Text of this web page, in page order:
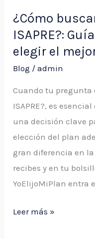
¿Cómo
ISAPRE?:
elegir el
Blog /admin
Cuando tu pregunta
ISAPRE?, es
una decisión clave
elección del plan
gran diferencia en
recibes y en tu
YoElijoMiPlan entra
elegir
el
Leer más »